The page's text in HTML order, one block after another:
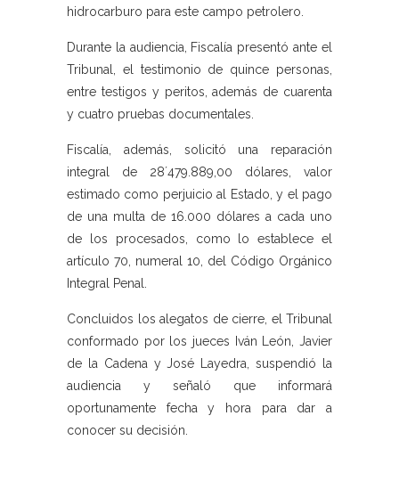
hidrocarburo para este campo petrolero.
Durante la audiencia, Fiscalía presentó ante el
Tribunal, el testimonio de quince personas,
entre testigos y peritos, además de cuarenta
y cuatro pruebas documentales.
Fiscalía, además, solicitó una reparación
integral de 28´479.889,00 dólares, valor
estimado como perjuicio al Estado, y el pago
de una multa de 16.000 dólares a cada uno
de los procesados, como lo establece el
artículo 70, numeral 10, del Código Orgánico
Integral Penal.
Concluidos los alegatos de cierre, el Tribunal
conformado por los jueces Iván León, Javier
de la Cadena y José Layedra, suspendió la
audiencia y señaló que informará
oportunamente fecha y hora para dar a
conocer su decisión.